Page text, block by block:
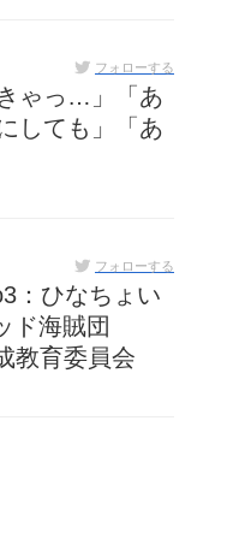
フォローする
ゃっ…」「あ
しても」「あ
フォローする
：ひなちょい
ド海賊団
教育委員会